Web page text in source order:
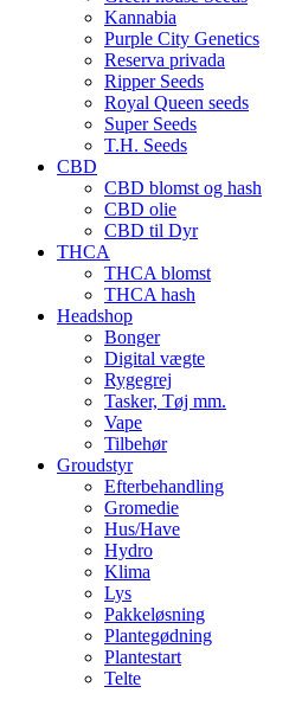
Kannabia
Purple City Genetics
Reserva privada
Ripper Seeds
Royal Queen seeds
Super Seeds
T.H. Seeds
CBD
CBD blomst og hash
CBD olie
CBD til Dyr
THCA
THCA blomst
THCA hash
Headshop
Bonger
Digital vægte
Rygegrej
Tasker, Tøj mm.
Vape
Tilbehør
Groudstyr
Efterbehandling
Gromedie
Hus/Have
Hydro
Klima
Lys
Pakkeløsning
Plantegødning
Plantestart
Telte